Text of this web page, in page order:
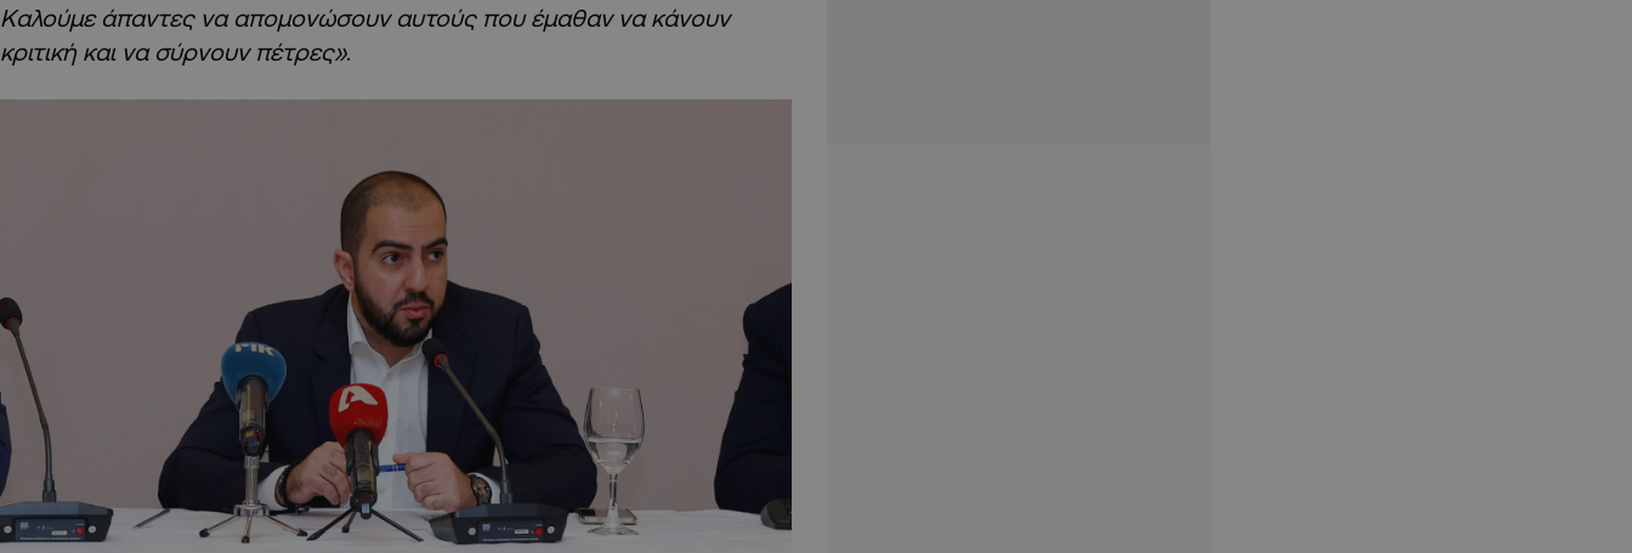
Καλούμε άπαντες να απομονώσουν αυτούς που έμαθαν να κάνουν
κριτική και να σύρνουν πέτρες».